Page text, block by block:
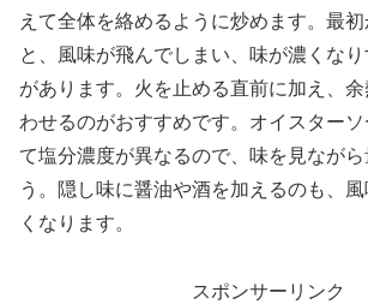
えて全体を絡めるように炒めます。最
と、風味が飛んでしまい、味が濃くな
があります。火を止める直前に加え、
わせるのがおすすめです。オイスター
て塩分濃度が異なるので、味を見なが
う。隠し味に醤油や酒を加えるのも、
くなります。
スポンサーリンク